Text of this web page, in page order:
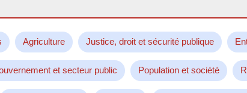
Agriculture Justice, droit et sécurité publique
et secteur public Population et société